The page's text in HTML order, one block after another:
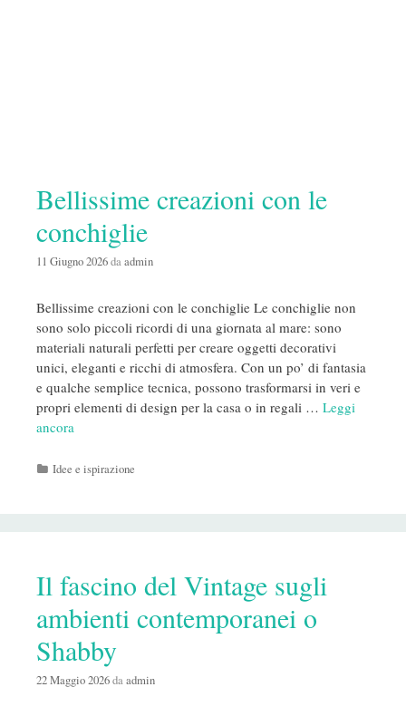
Bellissime creazioni con le
conchiglie
11 Giugno 2026daadmin
Bellissime creazioni con le conchiglie Le conchiglie non
sono solo piccoli ricordi di una giornata al mare: sono
materiali naturali perfetti per creare oggetti decorativi
unici, eleganti e ricchi di atmosfera. Con un po’ di fantasia
e qualche semplice tecnica, possono trasformarsi in veri e
propri elementi di design per la casa o in regali … Leggi
ancora
Categorie
Idee e ispirazione
Il fascino del Vintage sugli
ambienti contemporanei o
Shabby
22 Maggio 2026daadmin